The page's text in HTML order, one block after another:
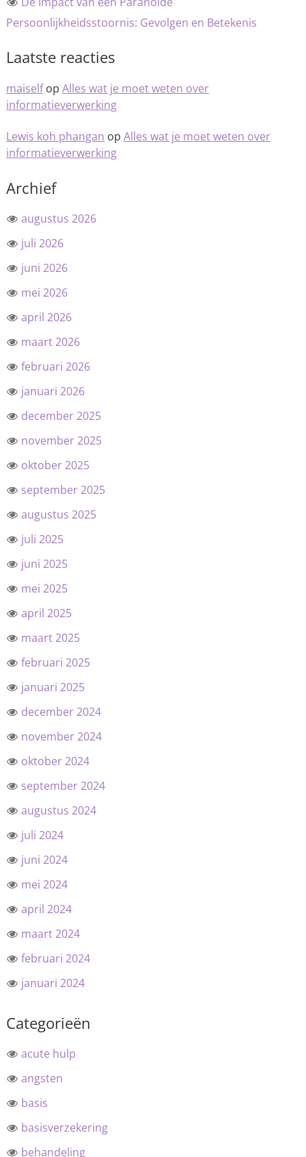
Persoonlijkheidsstoornis: Gevolgen en Betekenis
Laatste reacties
maiselfop Alles wat je moet weten over
informatieverwerking
Lewis koh phangan op Alles wat je moet weten over
informatieverwerking
Archief
augustus 2026
juli 2026
juni 2026
mei 2026
april 2026
maart 2026
februari 2026
januari 2026
december 2025
november 2025
oktober 2025
september 2025
augustus 2025
juli 2025
juni 2025
mei 2025
april 2025
maart 2025
februari 2025
januari 2025
december 2024
november 2024
oktober 2024
september 2024
augustus 2024
juli 2024
juni 2024
mei 2024
april 2024
maart 2024
februari 2024
januari 2024
Categorieën
acute hulp
angsten
basis
basisverzekering
behandeling